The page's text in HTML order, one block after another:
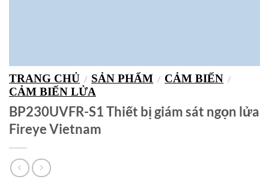
TRANG CHỦ / SẢN PHẨM / CẢM BIẾN /
CẢM BIẾN LỬA
BP230UVFR-S1 Thiết bị giám sát ngọn lửa
Fireye Vietnam